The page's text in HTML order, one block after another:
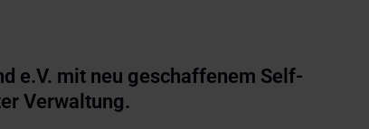
e.V. mit neu geschaffenem Self-
Verwaltung.